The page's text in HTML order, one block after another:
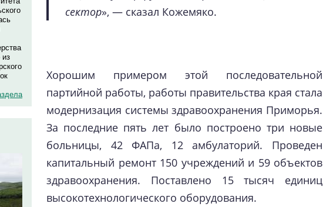
из
сектор», — сказал Кожемяко.
Хорошим примером этой последовательной
партийной работы, работы правительства края стала
модернизация системы здравоохранения Приморья.
За последние пять лет было построено три новые
больницы, 42 ФАПа, 12 амбулаторий. Проведен
капитальный ремонт 150 учреждений и 59 объектов
здравоохранения. Поставлено 15 тысяч единиц
высокотехнологического оборудования.